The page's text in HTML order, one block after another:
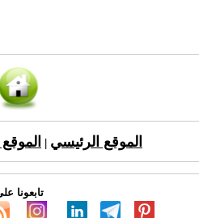
الموقع الرئيسي
تابعونا